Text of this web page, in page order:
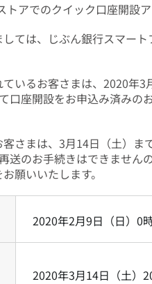
アでのクイック口座開設ア
ては、じぶん銀行スマー
いるお客さまは、2020年
口座開設をお申込み済みの
さまは、3月14日（土）ま
のお手続きはできません
願いいたします。
2020年2月9日（日）0
2020年3月14日（土）